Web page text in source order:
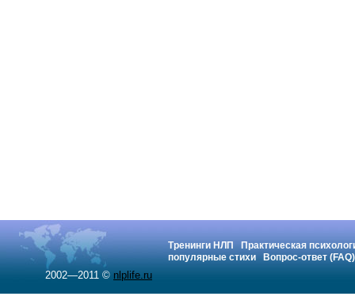
Тренинги НЛП
Практическая
популярные стихи
Вопрос-ответ (FAQ)
2002—2011 © nlplife.ru